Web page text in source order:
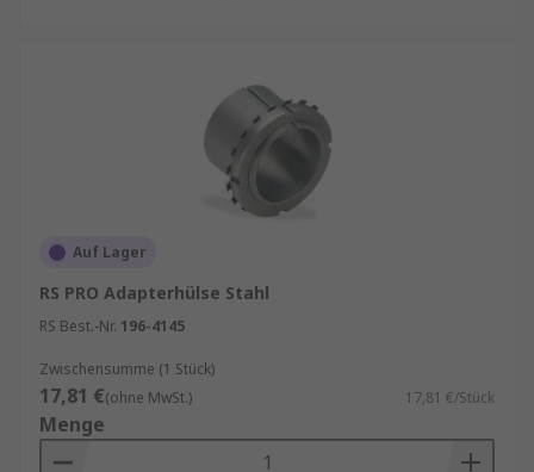
Auf Lager
RS PRO Adapterhülse Stahl
RS Best.-Nr. 196-4145
Zwischensumme (1 Stück)
17,81 €(ohne MwSt.) 17,81 €/Stück
Menge